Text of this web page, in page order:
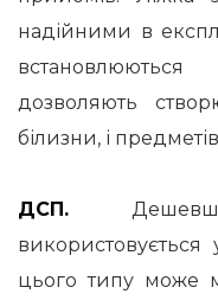
надійними в
дозволяють
білизни, і
ДСП.
цього типу може